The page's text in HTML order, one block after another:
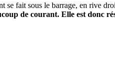
se fait sous le barrage, en rive
de courant. Elle est donc